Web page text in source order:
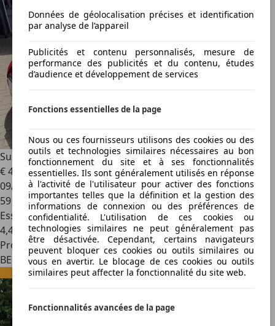
Données de géolocalisation précises et identification
par analyse de l’appareil
Publicités et contenu personnalisés, mesure de
performance des publicités et du contenu, études
d’audience et développement de services
Fonctions essentielles de la page
Nous ou ces fournisseurs utilisons des cookies ou des
outils et technologies similaires nécessaires au bon
fonctionnement du site et à ses fonctionnalités
essentielles. Ils sont généralement utilisés en réponse
à l'activité de l'utilisateur pour activer des fonctions
importantes telles que la définition et la gestion des
informations de connexion ou des préférences de
confidentialité. L'utilisation de ces cookies ou
technologies similaires ne peut généralement pas
être désactivée. Cependant, certains navigateurs
peuvent bloquer ces cookies ou outils similaires ou
vous en avertir. Le blocage de ces cookies ou outils
similaires peut affecter la fonctionnalité du site web.
Fonctionnalités avancées de la page
Suzuki Alto Alto 1.0i
€ 4 990
09/2011
59 143 km
Essence
4,4 l/100 km (mixte)
Professionnel
BE 5032